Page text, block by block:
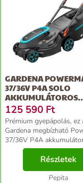
GARDENA
37/36V P4A SOLO
AKKUMULÁTOROS
FŰNYÍRÓ (AKKU ÉS
125 590 Ft
Prémium gyepápolás, ez
Gardena megbízható
37/36V P4A
fűnyírója. A prémium
teljesítménye, kényelmes
működése és magas
hatékonysága lenyűgöző.
Részletek
Pepita